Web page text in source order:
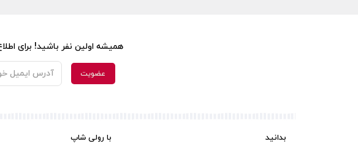
همیشه اولین نفر باشید! برای
با رولی شاپ بدانید